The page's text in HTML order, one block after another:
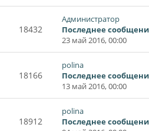
18432
Администратор
Последнее
23 май 2016, 00:00
18166
polina
Последнее
13 май 2016, 00:00
18912
polina
Последнее